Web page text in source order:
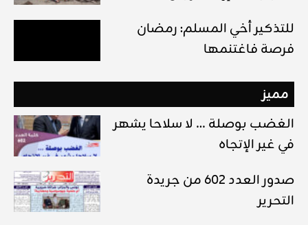
للتذكير أخي المسلم: رمضان
فرصة فاغتنمها
مميز
الغضب بوصلة … لا سلاحا يشهر
في غير الإتجاه
صدور العدد 602 من جريدة
التحرير